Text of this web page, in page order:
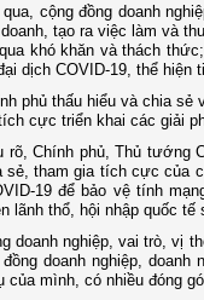
qua, cộng đồng doanh
tạo ra việc làm và
khó khăn và thách
dịch COVID-19, thể
phủ thấu hiểu và chia sẻ
cực triển khai các giải
rõ, Chính phủ, Thủ tướng
sẻ, tham gia tích cực của
19 để bảo vệ tính
lãnh thổ, hội nhập quốc tế
doanh nghiệp, vai trò, vị
doanh nghiệp,
của mình, có nhiều đóng